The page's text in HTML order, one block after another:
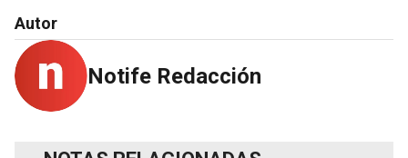
Autor
Notife Redacción